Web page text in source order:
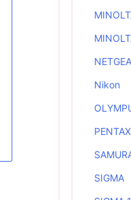
Nikon
PENTAX
SIGMA